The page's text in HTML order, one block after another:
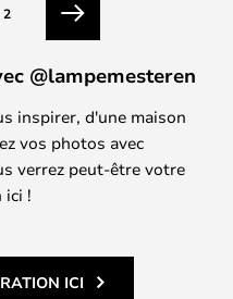
2
Suivant
@lampemesteren
inspirer, d'une maison
vos photos avec
verrez peut-être votre
ici !
ICI